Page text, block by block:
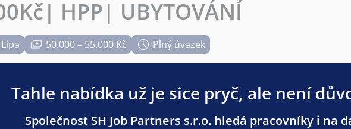
HPP| UBYTOVÁNÍ
50.000 – 55.000 Kč Plný úvazek
Tahle nabídka už je sice pryč, ale není
Společnost SH Job Partners s.r.o. hledá pracovníky i na